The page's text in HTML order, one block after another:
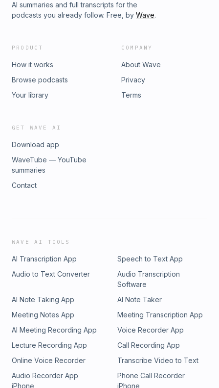
AI summaries and full transcripts for the
podcasts you already follow. Free, by Wave.
PRODUCT
How it works
Browse podcasts
Your library
COMPANY
About Wave
Privacy
Terms
GET WAVE AI
Download app
WaveTube — YouTube
summaries
Contact
WAVE AI TOOLS
AI Transcription App
Speech to Text App
Audio to Text Converter
Audio Transcription
Software
AI Note Taking App
AI Note Taker
Meeting Notes App
Meeting Transcription App
AI Meeting Recording App
Voice Recorder App
Lecture Recording App
Call Recording App
Online Voice Recorder
Transcribe Video to Text
Audio Recorder App
iPhone
Phone Call Recorder
iPhone